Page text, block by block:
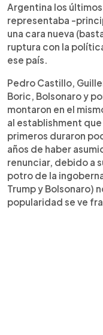
Argentina los
representaba -
una cara nueva
ruptura con la
ese país.
Pedro Castillo,
Boric, Bolsonaro y
montaron en el
al establishment
primeros duraron
años de haber
renunciar, debido a
potro de la
Trump y Bolsonaro)
popularidad se ve